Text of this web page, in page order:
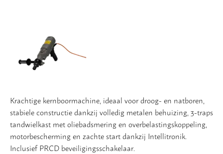
Krachtige kernboormachine, ideaal voor droog- en natboren,
stabiele constructie dankzij volledig metalen behuizing, 3-traps
tandwielkast met oliebadsmering en overbelastingskoppeling,
motorbescherming en zachte start dankzij Intellitronik.
Inclusief PRCD beveiligingsschakelaar.